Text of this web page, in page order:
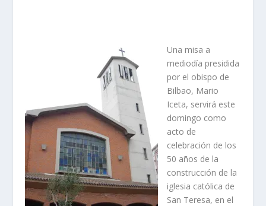
Una misa a
mediodí­a presidida
por el obispo de
Bilbao, Mario
Iceta, servirá este
domingo como
acto de
celebración de los
50 años de la
construcción de la
iglesia católica de
San Teresa, en el